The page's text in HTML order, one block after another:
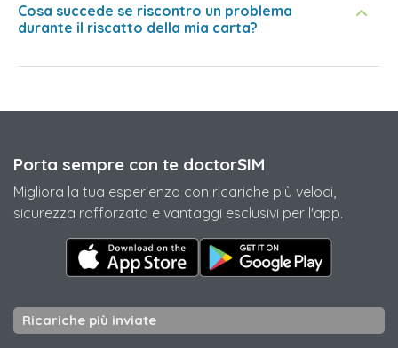
Cosa succede se riscontro un problema
durante il riscatto della mia carta?
Porta sempre con te doctorSIM
Migliora la tua esperienza con ricariche più veloci,
sicurezza rafforzata e vantaggi esclusivi per l'app.
Ricariche più inviate